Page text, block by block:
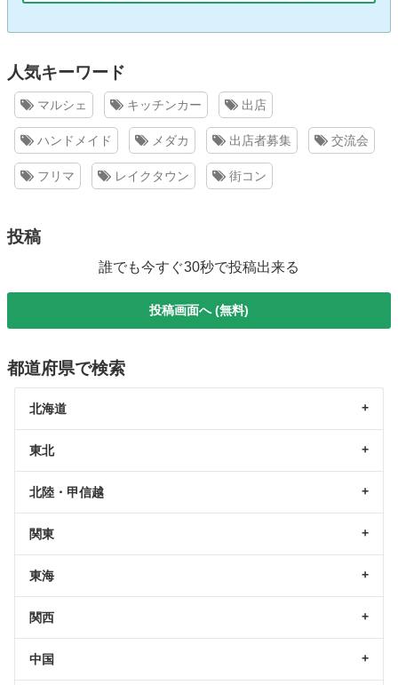
人気キーワード
マルシェ キッチンカー 出店
ハンドメイド メダカ 出店者募集 交流会
フリマ レイクタウン 街コン
投稿
誰でも今すぐ30秒で投稿出来る
投稿画面へ (無料)
都道府県で検索
北海道
東北
北陸・甲信越
関東
東海
関西
中国